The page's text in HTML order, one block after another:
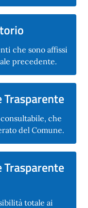
che sono affissi
precedente.
che
del Comune.
totale ai